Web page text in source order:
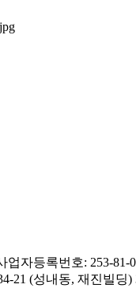
등록번호: 253-81-
21 (성내동, 재진빌